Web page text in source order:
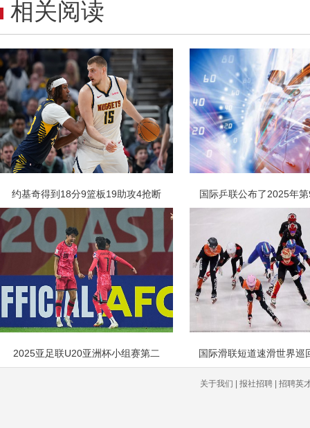
相关阅读
约基奇得到18分9篮板19助攻4抢断 国际乒联公布了2025年
2025亚足联U20亚洲杯小组赛第二 国际滑联短道速滑世界巡
关于我们 | 报社招聘 | 招聘英